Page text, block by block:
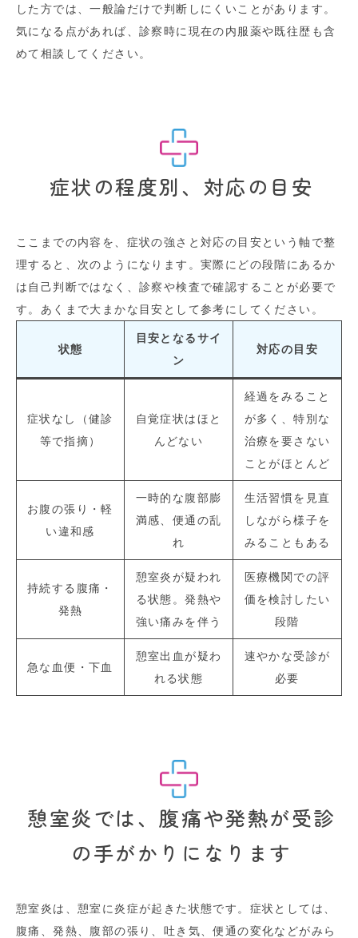
した方では、一般論だけで判断しにくいことがあります。
気になる点があれば、診察時に現在の内服薬や既往歴も含
めて相談してください。
症状の程度別、対応の目安
ここまでの内容を、症状の強さと対応の目安という軸で整
理すると、次のようになります。実際にどの段階にあるか
は自己判断ではなく、診察や検査で確認することが必要で
す。あくまで大まかな目安として参考にしてください。
状態
目安となるサイ
ン
対応の目安
症状なし（健診
等で指摘）
自覚症状はほと
んどない
経過をみること
が多く、特別な
治療を要さない
ことがほとんど
お腹の張り・軽
い違和感
一時的な腹部膨
満感、便通の乱
れ
生活習慣を見直
しながら様子を
みることもある
持続する腹痛・
発熱
憩室炎が疑われ
る状態。発熱や
強い痛みを伴う
医療機関での評
価を検討したい
段階
急な血便・下血
憩室出血が疑わ
れる状態
速やかな受診が
必要
憩室炎では、腹痛や発熱が受診
の手がかりになります
憩室炎は、憩室に炎症が起きた状態です。症状としては、
腹痛、発熱、腹部の張り、吐き気、便通の変化などがみら